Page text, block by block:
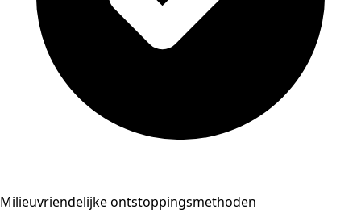
Milieuvriendelijke ontstoppingsmethoden